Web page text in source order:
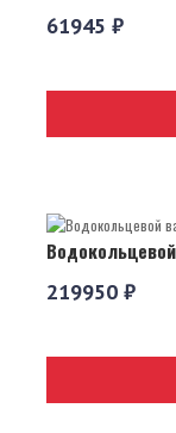
61945 ₽
Водокольцевой
219950 ₽